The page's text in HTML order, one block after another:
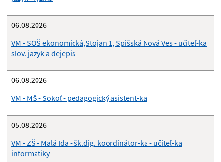
06.08.2026
VM - SOŠ ekonomická,Stojan 1, Spišská Nová Ves - učiteľ-ka
slov. jazyk a dejepis
06.08.2026
VM - MŠ - Sokoľ - pedagogický asistent-ka
05.08.2026
VM - ZŠ - Malá Ida - šk.dig. koordinátor-ka - učiteľ-ka
informatiky